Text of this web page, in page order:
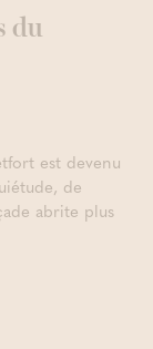
du
est devenu
de
abrite plus